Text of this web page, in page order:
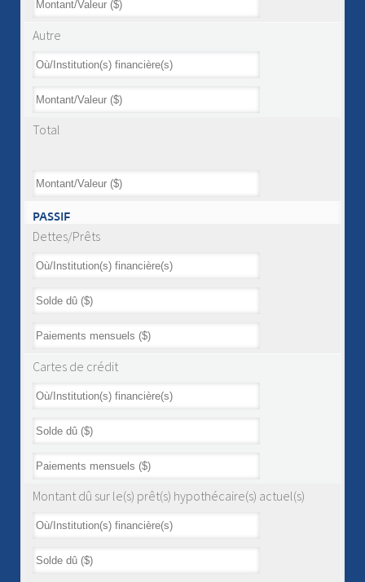
Autre
Total
PASSIF
Dettes/Prêts
Cartes de crédit
Montant dû sur le(s) prêt(s) hypothécaire(s) actuel(s)